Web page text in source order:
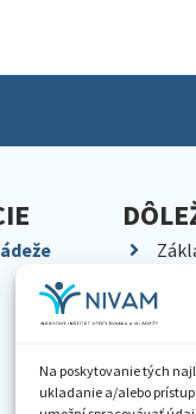
Na poskytovanie tých
ukladanie a/alebo